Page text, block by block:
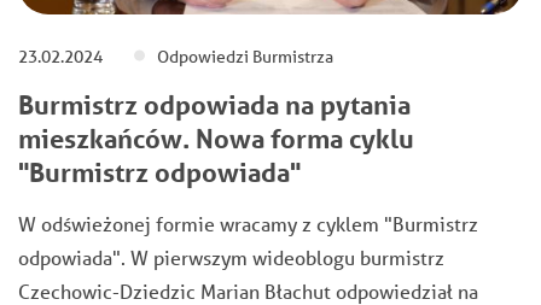
23.02.2024 Odpowiedzi Burmistrza
Burmistrz odpowiada na pytania
mieszkańców. Nowa forma cyklu
"Burmistrz odpowiada"
W odświeżonej formie wracamy z cyklem "Burmistrz
odpowiada". W pierwszym wideoblogu burmistrz
Czechowic-Dziedzic Marian Błachut odpowiedział na